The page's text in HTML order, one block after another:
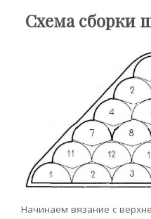
Схема сборки
Начинаем вязание с